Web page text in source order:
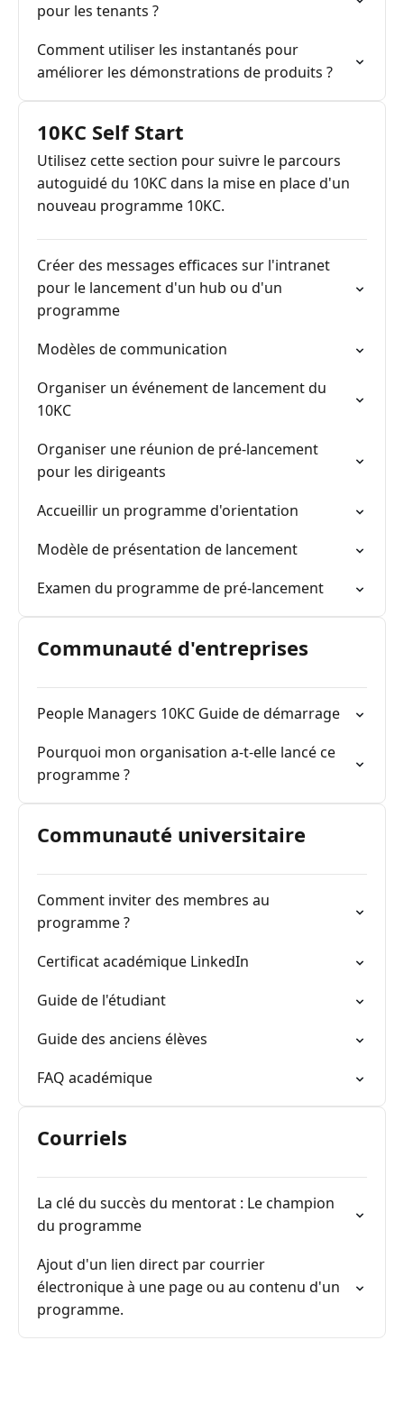
pour les tenants ?
Comment utiliser les instantanés pour
améliorer les démonstrations de produits ?
10KC Self Start
Utilisez cette section pour suivre le parcours
autoguidé du 10KC dans la mise en place d'un
nouveau programme 10KC.
Créer des messages efficaces sur l'intranet
pour le lancement d'un hub ou d'un
programme
Modèles de communication
Organiser un événement de lancement du
10KC
Organiser une réunion de pré-lancement
pour les dirigeants
Accueillir un programme d'orientation
Modèle de présentation de lancement
Examen du programme de pré-lancement
Communauté d'entreprises
People Managers 10KC Guide de démarrage
Pourquoi mon organisation a-t-elle lancé ce
programme ?
Communauté universitaire
Comment inviter des membres au
programme ?
Certificat académique LinkedIn
Guide de l'étudiant
Guide des anciens élèves
FAQ académique
Courriels
La clé du succès du mentorat : Le champion
du programme
Ajout d'un lien direct par courrier
électronique à une page ou au contenu d'un
programme.